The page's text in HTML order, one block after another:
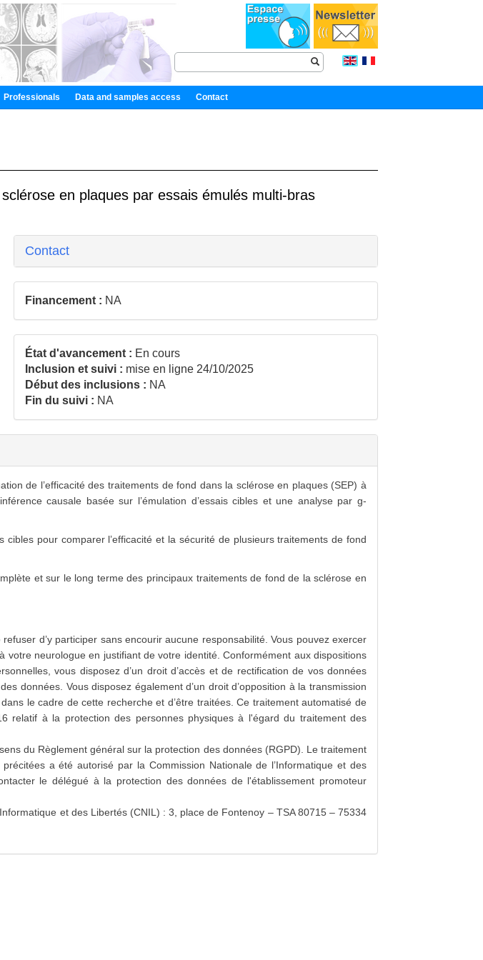
Professionals Data and samples access Contact
en plaques par essais émulés multi-bras
Contact
Financement : NA
État d'avancement : En cours
Inclusion et suivi : mise en ligne 24/10/2025
Début des inclusions : NA
Fin du suivi : NA
de l’efficacité des traitements de fond dans la sclérose en plaques (SEP) à
causale basée sur l’émulation d’essais cibles et une analyse par g-
pour comparer l’efficacité et la sécurité de plusieurs traitements de fond
et sur le long terme des principaux traitements de fond de la sclérose en
d’y participer sans encourir aucune responsabilité. Vous pouvez exercer
votre neurologue en justifiant de votre identité. Conformément aux dispositions
vous disposez d’un droit d’accès et de rectification de vos données
données. Vous disposez également d’un droit d’opposition à la transmission
le cadre de cette recherche et d’être traitées. Ce traitement automatisé de
relatif à la protection des personnes physiques à l'égard du traitement des
du Règlement général sur la protection des données (RGPD). Le traitement
a été autorisé par la Commission Nationale de l’Informatique et des
le délégué à la protection des données de l'établissement promoteur
et des Libertés (CNIL) : 3, place de Fontenoy – TSA 80715 – 75334